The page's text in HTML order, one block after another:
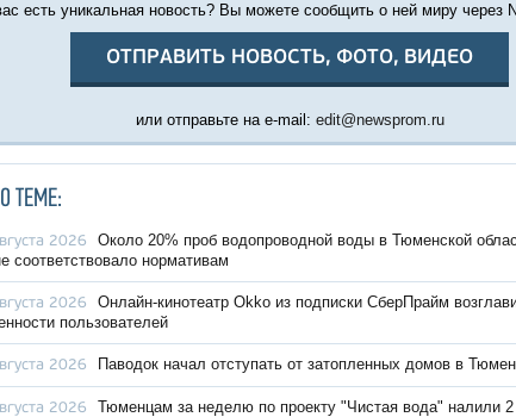
есть уникальная новость? Вы можете сообщить о ней миру через
ОТПРАВИТЬ НОВОСТЬ, ФОТО, ВИДЕО
или отправьте на e-mail: edit@newsprom.ru
ТЕМЕ:
2026
Около 20% проб водопроводной воды в Тюменской
соответствовало нормативам
2026
Онлайн-кинотеатр Okko из подписки СберПрайм
пользователей
2026 Паводок начал отступать от затопленных домов в
2026
Тюменцам за неделю по проекту "Чистая вода" налили